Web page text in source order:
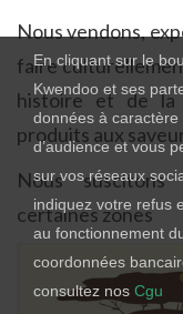
Nous vendons,
faire
histoire et de la
produits aux
Nous
certaines zones
En cliquant sur le
Kwendoo et ses
données à
d’audience et vous
sur vos réseaux
indiquez votre refus
au fonctionnement
coordonnées
consultez nos Cgu